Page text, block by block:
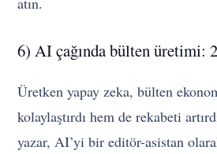
6) AI çağında bülten üretimi:
Üretken yapay zeka, bülten
kolaylaştırdı hem de rekabeti
yazar, AI’yi bir editör-asistan